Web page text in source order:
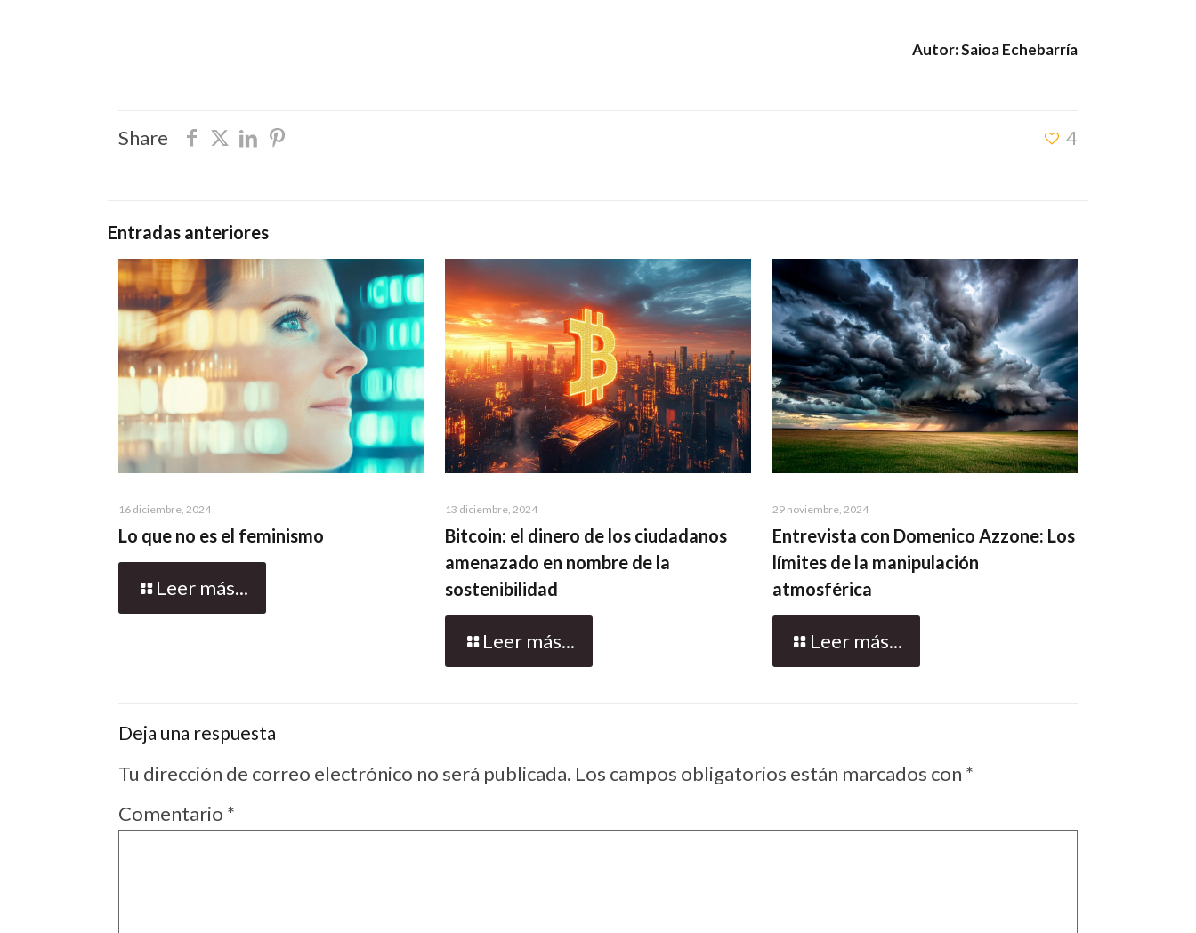
Autor: Saioa Echebarría
Share 4
Entradas anteriores
16 diciembre, 2024
Lo que no es el feminismo
Leer más...
13 diciembre, 2024
Bitcoin: el dinero de los ciudadanos
amenazado en nombre de la
sostenibilidad
Leer más...
29 noviembre, 2024
Entrevista con Domenico Azzone: Los
límites de la manipulación
atmosférica
Leer más...
Deja una respuesta
Tu dirección de correo electrónico no será publicada. Los campos obligatorios están marcados con *
Comentario *